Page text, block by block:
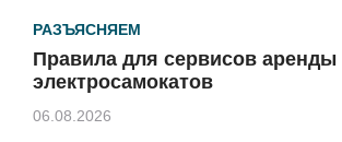
РАЗЪЯСНЯЕМ
Правила для сервисов аренды
электросамокатов
06.08.2026